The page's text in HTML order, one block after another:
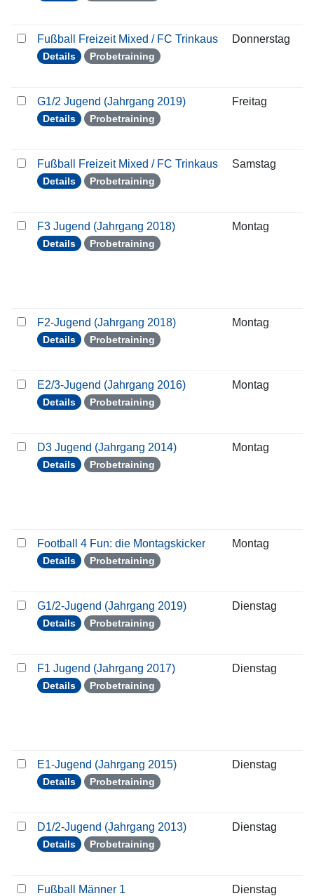
Fußball Freizeit Mixed / FC Trinkaus
Details Probetraining
Donnerstag
G1/2 Jugend (Jahrgang 2019)
Details Probetraining
Freitag
Fußball Freizeit Mixed / FC Trinkaus
Details Probetraining
Samstag
F3 Jugend (Jahrgang 2018)
Details Probetraining
Montag
F2-Jugend (Jahrgang 2018)
Details Probetraining
Montag
E2/3-Jugend (Jahrgang 2016)
Details Probetraining
Montag
D3 Jugend (Jahrgang 2014)
Details Probetraining
Montag
Football 4 Fun: die Montagskicker
Details Probetraining
Montag
G1/2-Jugend (Jahrgang 2019)
Details Probetraining
Dienstag
F1 Jugend (Jahrgang 2017)
Details Probetraining
Dienstag
E1-Jugend (Jahrgang 2015)
Details Probetraining
Dienstag
D1/2-Jugend (Jahrgang 2013)
Details Probetraining
Dienstag
Fußball Männer 1 Dienstag